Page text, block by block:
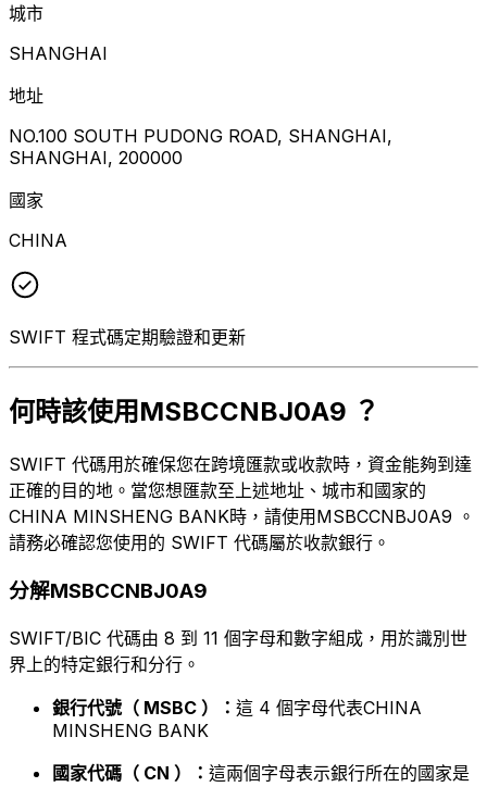
城市
SHANGHAI
地址
NO.100 SOUTH PUDONG ROAD, SHANGHAI,
SHANGHAI, 200000
國家
CHINA
SWIFT 程式碼定期驗證和更新
何時該使用MSBCCNBJ0A9 ？
SWIFT 代碼用於確保您在跨境匯款或收款時，資金能夠到達
正確的目的地。當您想匯款至上述地址、城市和國家的
CHINA MINSHENG BANK時，請使用MSBCCNBJ0A9 。
請務必確認您使用的 SWIFT 代碼屬於收款銀行。
分解MSBCCNBJ0A9
SWIFT/BIC 代碼由 8 到 11 個字母和數字組成，用於識別世
界上的特定銀行和分行。
銀行代號（ MSBC ）： 這 4 個字母代表CHINA
MINSHENG BANK
國家代碼（ CN ）： 這兩個字母表示銀行所在的國家是